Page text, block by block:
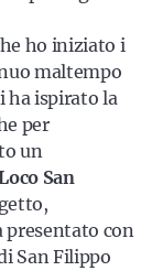
ho iniziato i
maltempo
ha ispirato la
per
un
San
presentato con
San Filippo